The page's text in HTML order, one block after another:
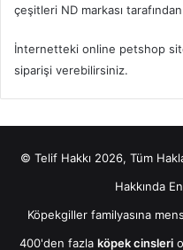
çeşitleri ND markası
İnternetteki online petshop
siparişi verebilirsiniz.
© Telif Hakkı 2026, Tüm
Hakkında
Köpekgiller familyasına
400'den fazla köpek cinsleri